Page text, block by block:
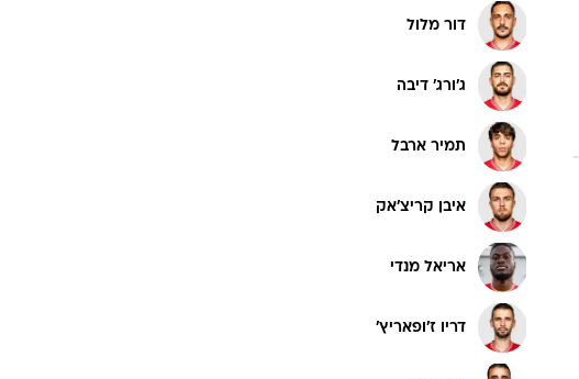
דור מלול
ג'ורג' דיבה
תמיר ארבל
איבן קריצ'אק
אריאל מנדי
דריו ז'ופאריץ'